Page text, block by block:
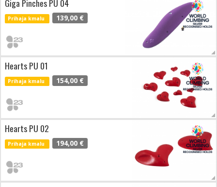
Giga Pinches PU 04
Prihaja kmalu 139,00 €
Hearts PU 01
Prihaja kmalu 154,00 €
Hearts PU 02
Prihaja kmalu 194,00 €